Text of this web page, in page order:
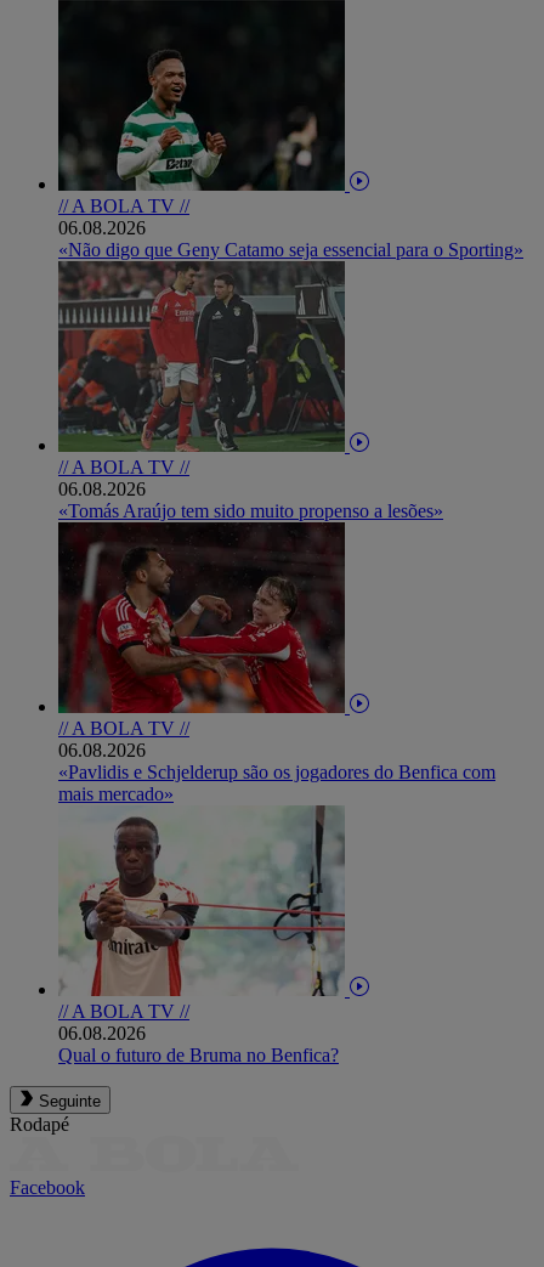
// A BOLA TV //
06.08.2026
«Não digo que Geny Catamo seja essencial para o Sporting»
// A BOLA TV //
06.08.2026
«Tomás Araújo tem sido muito propenso a lesões»
// A BOLA TV //
06.08.2026
«Pavlidis e Schjelderup são os jogadores do Benfica com
mais mercado»
// A BOLA TV //
06.08.2026
Qual o futuro de Bruma no Benfica?
Seguinte
Rodapé
Facebook